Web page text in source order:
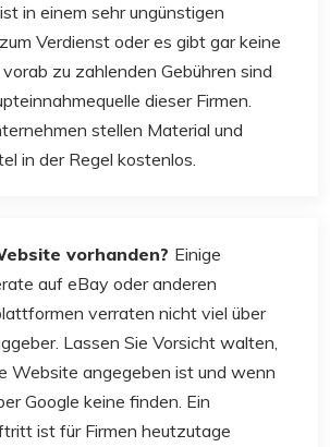
in einem sehr ungünstigen
Verdienst oder es gibt gar keine
zu zahlenden Gebühren sind
dieser Firmen.
stellen Material und
in der Regel kostenlos.
vorhanden? Einige
auf eBay oder anderen
verraten nicht viel über
Lassen Sie Vorsicht walten,
Website angegeben ist und wenn
Google keine finden. Ein
ist für Firmen heutzutage